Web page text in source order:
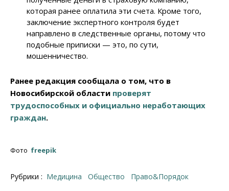
которая ранее оплатила эти счета. Кроме того,
заключение экспертного контроля будет
направлено в следственные органы, потому что
подобные приписки — это, по сути,
мошенничество.
Ранее редакция сообщала о том, что в
Новосибирской области проверят
трудоспособных и официально неработающих
граждан.
Фото freepik
Рубрики : Медицина Общество Право&Порядок